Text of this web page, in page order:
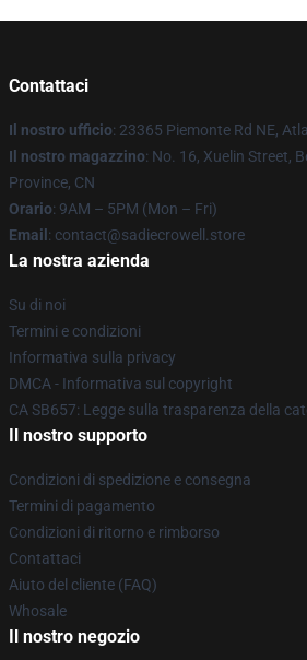
Contattaci
Il nostro ufficio: 23365 Piemonte Rd NE,
Il nostro magazzino: No. 16, Xuelin Street,
Province, CN
Orario: 9AM – 5PM (Mon – Fri)
Email : contact@sadiecrowell.store
La nostra azienda
Su di noi
Termini e condizioni
Informativa sulla privacy
DMCA - Informativa sul copyright
CA SB657: Legge sulla trasparenza della
Il nostro supporto
Condizioni di spedizione e consegna
Termini di pagamento
Condizioni di ritorno e rimborso
Contattaci
Aiuto del cliente (FAQ)
Whosale
Il nostro negozio